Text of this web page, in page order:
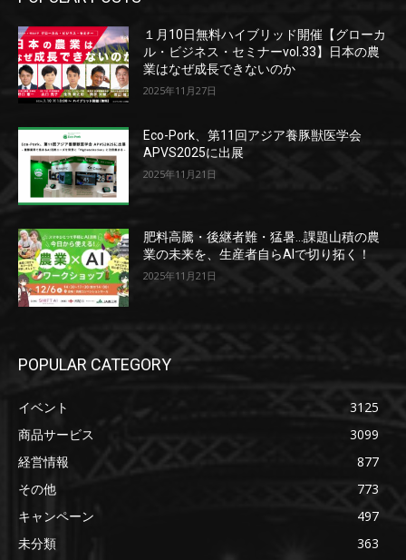
１月10日無料ハイブリッド開催【グローカ
ル・ビジネス・セミナーvol.33】日本の農
業はなぜ成長できないのか
2025年11月27日
Eco-Pork、第11回アジア養豚獣医学会
APVS2025に出展
2025年11月21日
肥料高騰・後継者難・猛暑…課題山積の農
業の未来を、生産者自らAIで切り拓く！
2025年11月21日
POPULAR CATEGORY
イベント
3125
商品サービス
3099
経営情報
877
その他
773
キャンペーン
497
未分類
363